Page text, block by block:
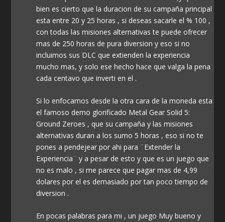
bien es cierto que la duracion de su campaña principal
esta entre 20 y 25 horas , si deseas sacarle el % 100 ,
con todas las misiones alternativas te puede ofrecer
mas de 250 horas de pura diversion y eso si no
incluimos sus DLC que extienden la experiencia
mucho mas, y solo ese hecho hace que valga la pena
cada centavo que inverti en el .
Si lo enfocamos desde la otra cara de la moneda esta
el famoso demo glorificado Metal Gear Solid 5:
Ground Zeroes , que su campaña y las misiones
alternativas duran a los sumo 5 horas , eso si no te
pones a pendejear por ahi para ¨Extender la
Experiencia¨ y a pesar de esto y que es un juego que
no es malo , si me parece que pagar mas de 4,99
dolares por el es demasiado por tan poco tiempo de
diversion .
En pocas palabras para mi , un juego Muy bueno y